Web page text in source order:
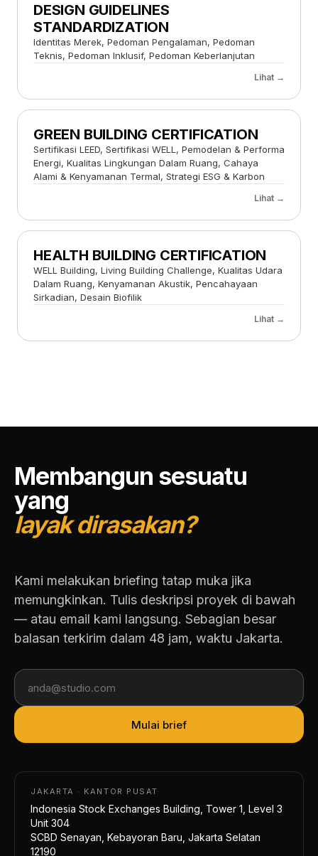
DESIGN GUIDELINES
STANDARDIZATION
Identitas Merek, Pedoman Pengalaman, Pedoman
Teknis, Pedoman Inklusif, Pedoman Keberlanjutan
Lihat →
GREEN BUILDING CERTIFICATION
Sertifikasi LEED, Sertifikasi WELL, Pemodelan & Performa
Energi, Kualitas Lingkungan Dalam Ruang, Cahaya
Alami & Kenyamanan Termal, Strategi ESG & Karbon
Lihat →
HEALTH BUILDING CERTIFICATION
WELL Building, Living Building Challenge, Kualitas Udara
Dalam Ruang, Kenyamanan Akustik, Pencahayaan
Sirkadian, Desain Biofilik
Lihat →
Membangun sesuatu
yang
layak dirasakan?
Kami melakukan briefing tatap muka jika
memungkinkan. Tulis deskripsi proyek di bawah
— atau email kami langsung. Sebagian besar
balasan terkirim dalam 48 jam, waktu Jakarta.
Mulai brief
JAKARTA · KANTOR PUSAT
Indonesia Stock Exchanges Building, Tower 1, Level 3
Unit 304
SCBD Senayan, Kebayoran Baru, Jakarta Selatan
12190